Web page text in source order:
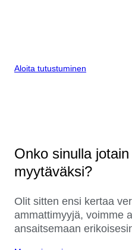
Aloita tutustuminen
Onko sinulla
myytäväksi?
Olit sitten ensi kertaa
ammattimyyjä, voimme
ansaitsemaan